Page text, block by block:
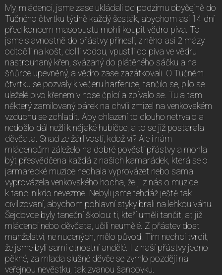
My, mládenci, jsme zase ukládali od podzimu obyčejně do
Tučného čtvrtku týdně každý šesták, abychom asi 14 dní
před koncem masopustu mohli koupit vědro piva. To
jsme slavnostně do přástvy přinesli, z něho asi 2 mázy
odtočili na košt, dolili vodou, vpustili do piva ve vědru
nastrouhaný křen, svázaný do plátěného sáčku a na
šňůrce upevněný, a vědro zase zazátkovali. O Tučném
čtvrtku se pozvaly k večeru harfenice, tančilo se, pilo se
uleželé pivo křenem v nose čpící a zpívalo se. Tu a tam
některý zamilovaný párek na chvíli zmizel na venkovském
vzduchu se zchladit. Aby chlazení to dlouho netrvalo a
nedošlo dál nežli k nějaké hubičce, a to se již postarala
děvčata. Snad ze žárlivosti, kdož ví? Ale i nám
mládencům záleželo na dobré pověsti přástvy a mohla
být přesvědčena každá z našich kamarádek, která se o
jarmarecké muzice nechala vyprovázet nebo sama
vyprovázela venkovského hocha, že ji z nás o muzice
k tanci nikdo nevezme. Nebyli jsme tehdáž ještě tak
civilizovaní, abychom pohlavní styky brali na lehkou váhu.
Šejdovce byly taneční školou: ti, kteří uměli tančit, ať již
mládenci nebo děvčata, učili neumělé. Z přástev dost
manželství, ne nucených, mělo původ. Tím nechci tvrdit,
že jsme byli samí ctnostní andělé. I z naší přástvy jedno
pěkné, za mlada slušné děvče se zvrhlo později na
veřejnou nevěstku, tak zvanou šancovku.